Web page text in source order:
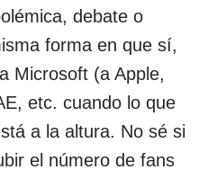
debate o
forma en que sí,
Microsoft (a Apple,
etc. cuando lo que
a la altura. No sé si
el número de fans